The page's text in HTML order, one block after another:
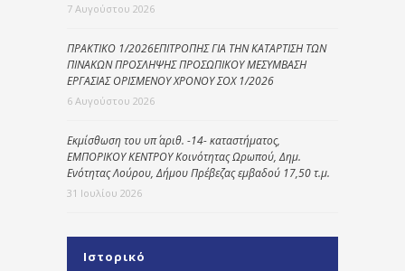
7 Αυγούστου 2026
ΠΡΑΚΤΙΚΟ 1/2026ΕΠΙΤΡΟΠΗΣ ΓΙΑ ΤΗΝ ΚΑΤΑΡΤΙΣΗ ΤΩΝ
ΠΙΝΑΚΩΝ ΠΡΟΣΛΗΨΗΣ ΠΡΟΣΩΠΙΚΟΥ ΜΕΣΥΜΒΑΣΗ
ΕΡΓΑΣΙΑΣ ΟΡΙΣΜΕΝΟΥ ΧΡΟΝΟΥ ΣΟΧ 1/2026
6 Αυγούστου 2026
Εκμίσθωση του υπ΄ αριθ. -14- καταστήματος,
ΕΜΠΟΡΙΚΟΥ ΚΕΝΤΡΟΥ Κοινότητας Ωρωπού, Δημ.
Ενότητας Λούρου, Δήμου Πρέβεζας εμβαδού 17,50 τ.μ.
31 Ιουλίου 2026
Ιστορικό